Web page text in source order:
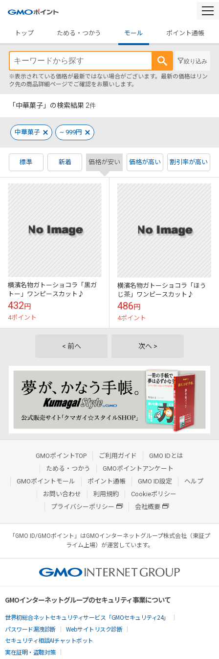
トップ
ためる・つかう モール ポイント通帳
絞り込み
※表示されている価格が最新ではない場合がございます。最新の価格はリン
ク先の商品詳細ページでご確認をお願いします。
「中華菓子」の検索結果 2件
中華菓子 ~ 999円
標準 新着 価格が安い 価格が高い 割引率が高い
横濱名物ガトーショコラ「黒ガ
トー」ワンピースカット♪
432円
4ポイント
横濱名物ガトーショコラ「ほう
じ茶」ワンピースカット♪
486円
4ポイント
< 前へ 次へ >
GMOポイントTOP ご利用ガイド
GMO IDとは
ためる・つかう
GMOポイントアンケート
GMOポイントモール
ポイント通帳 GMO ID設定
ヘルプ
お問い合わせ
利用規約
Cookieポリシー
プライバシーポリシー
会社概要
「GMO ID/GMOポイント」はGMOインターネットグループ株式会社（東証プ
ライム上場）が運営しています。
GMOインターネットグループのセキュリティ事業について
世界初総合ネットセキュリティサービス「GMOセキュリティ24」
パスワード漏洩診断
Webサイトリスク診断
セキュリティ相談AIチャットボット
実在証明・盗聴対策